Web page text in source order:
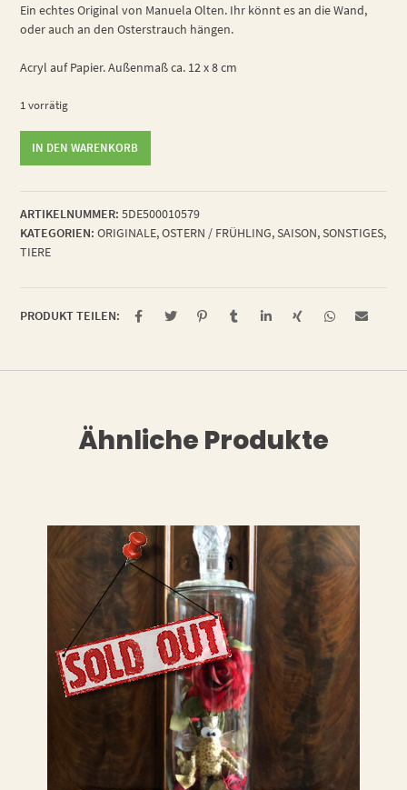
Ein echtes Original von Manuela Olten. Ihr könnt es an die Wand,
oder auch an den Osterstrauch hängen.
Acryl auf Papier. Außenmaß ca. 12 x 8 cm
1 vorrätig
Menge
IN DEN WARENKORB
ARTIKELNUMMER: 5DE500010579
KATEGORIEN: ORIGINALE,OSTERN / FRÜHLING,SAISON,SONSTIGES,
TIERE
PRODUKT TEILEN:
Ähnliche Produkte